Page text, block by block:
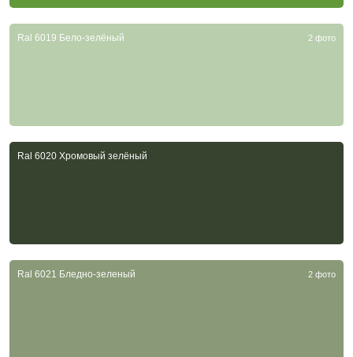
Ral 6019 Бело-зелёный 2 фото
Ral 6020 Хромовый зелёный
Ral 6021 Бледно-зеленый 2 фото